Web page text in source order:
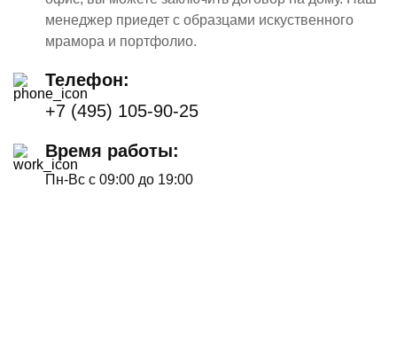
менеджер приедет с образцами искуственного
мрамора и портфолио.
Телефон:
+7 (495) 105-90-25
Время работы:
Пн-Вс с 09:00 до 19:00